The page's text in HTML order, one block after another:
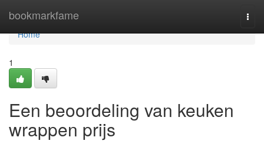
bookmarkfame
Home
Home
1
Een beoordeling van keuken
wrappen prijs